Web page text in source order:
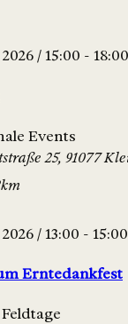
/ 15:00 - 18:00
Events
25, 91077
/ 13:00 - 15:00
Erntedankfest
Feldtage